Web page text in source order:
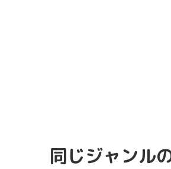
同じジャンル